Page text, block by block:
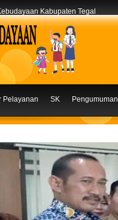
Kabupaten Tegal
Pelayanan SK Pengumuman